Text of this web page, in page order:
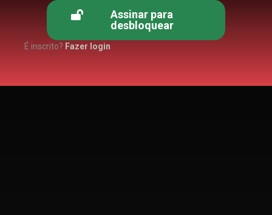
Assinar para
desbloquear
É inscrito? Fazer login